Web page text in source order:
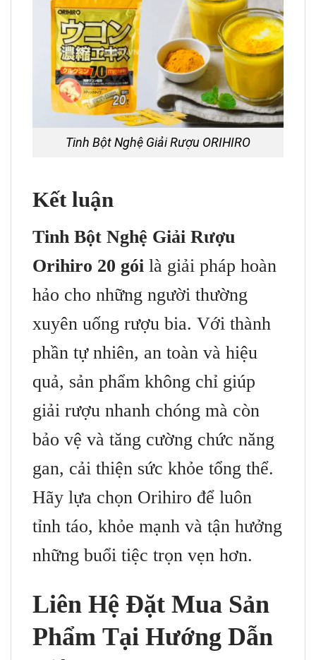
Tinh Bột Nghệ Giải Rượu ORIHIRO
Kết luận
Tinh Bột Nghệ Giải Rượu
Orihiro 20 gói là giải pháp hoàn
hảo cho những người thường
xuyên uống rượu bia. Với thành
phần tự nhiên, an toàn và hiệu
quả, sản phẩm không chỉ giúp
giải rượu nhanh chóng mà còn
bảo vệ và tăng cường chức năng
gan, cải thiện sức khỏe tổng thể.
Hãy lựa chọn Orihiro để luôn
tỉnh táo, khỏe mạnh và tận hưởng
những buổi tiệc trọn vẹn hơn.
Liên Hệ Đặt Mua Sản
Phẩm Tại Hướng Dẫn